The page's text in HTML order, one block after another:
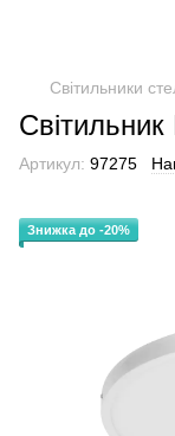
Світильники
Артикул: 97275
Знижка до -20%